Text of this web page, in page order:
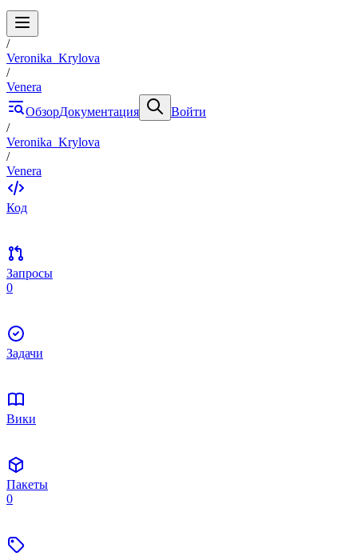
/
Veronika_Krylova
/
Venera
ОбзорДокументация
Войти
/
Veronika_Krylova
/
Venera
Код
Запросы
0
Задачи
Вики
Пакеты
0